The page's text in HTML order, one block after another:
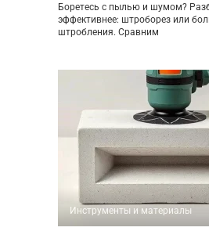
Боретесь с пылью и шумом?
эффективнее: штроборез или
штробления. Сравним
Инструменты и материалы